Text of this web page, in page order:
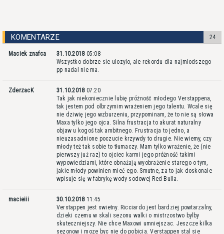
KOMENTARZE 24
Maciek znafca 31.10.2018 05:08
Wszystko dobrze sie ulozylo, ale rekordu dla najmlodszego
pp nadal nie ma.
ZderzacK 31.10.2018 07:20
Tak jak niekoniecznie lubię próżność młodego Verstappena,
tak jestem pod olbrzymim wrażeniem jego talentu. Wcale się
nie dziwię jego wzburzeniu, przypominam, że to nie są słowa
Maxa tylko jego ojca. Silna frustracja to akurat naturalny
objaw u kogoś tak ambitnego. Frustracja to jedno, a
nieuzasadnione poczucie krzywdy to drugie. Nie wiemy, czy
młody też tak sobie to tłumaczy. Mam tylko wrażenie, że (nie
pierwszy już raz) to ojciec karmi jego próżność takimi
wypowiedziami, które obnażają wyobrażenie starego o tym,
jakie młody powinien mieć ego. Smutne, za to jak doskonale
wpisuje się w fabrykę wody sodowej Red Bulla.
macieiii 30.10.2018 11:45
Verstappen jest swietny. Ricciardo jest bardziej powtarzalny,
dzieki czemu w skali sezonu walki o mistrzostwo bylby
skuteczniejszy. Nie chce Maxowi umniejszac. Jeszcze kilka
sezonow i moze byc nie do pobicia. Verstappen stal sie